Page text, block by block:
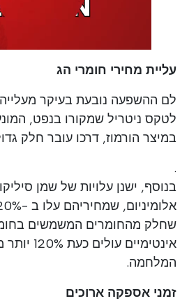
עליית מחירי חומרי הג
לטקס ניטריל שמקורו בנפט,
במיצר הורמוז, דרכו עובר חלק
.
בנוסף, ישנן עלויות של שמן
שחלק מהחומרים המשמשים
אינטימיים
המלחמה.
זמני אספקה ארוכים